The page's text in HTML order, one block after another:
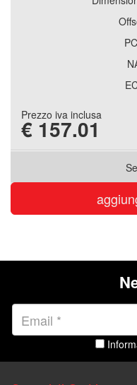
Prezzo iva inclusa
€ 157.01